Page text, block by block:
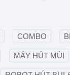
COMBO
MÁY HÚT MÙI